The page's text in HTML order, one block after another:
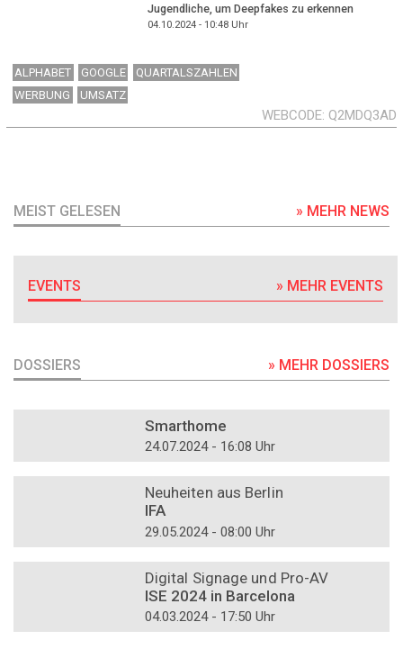
Jugendliche, um Deepfakes zu erkennen
04.10.2024 - 10:48Uhr
ALPHABET GOOGLE
QUARTALSZAHLEN
WERBUNG
UMSATZ
WEBCODE Q2MDQ3AD
MEIST GELESEN » MEHR NEWS
EVENTS » MEHR EVENTS
DOSSIERS » MEHR DOSSIERS
Smarthome
24.07.2024 - 16:08 Uhr
Neuheiten aus Berlin
IFA
29.05.2024 - 08:00 Uhr
Digital Signage und Pro-AV
ISE 2024 in Barcelona
04.03.2024 - 17:50 Uhr